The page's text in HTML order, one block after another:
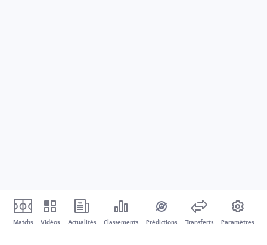
Matchs Vidéos Actualités Classements Prédictions Transferts Paramètres